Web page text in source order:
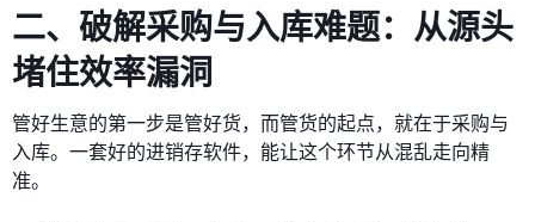
二、破解采购与入库难题：从源头
堵住效率漏洞
管好生意的第一步是管好货，而管货的起点，就在于采购与
入库。一套好的进销存软件，能让这个环节从混乱走向精
准。